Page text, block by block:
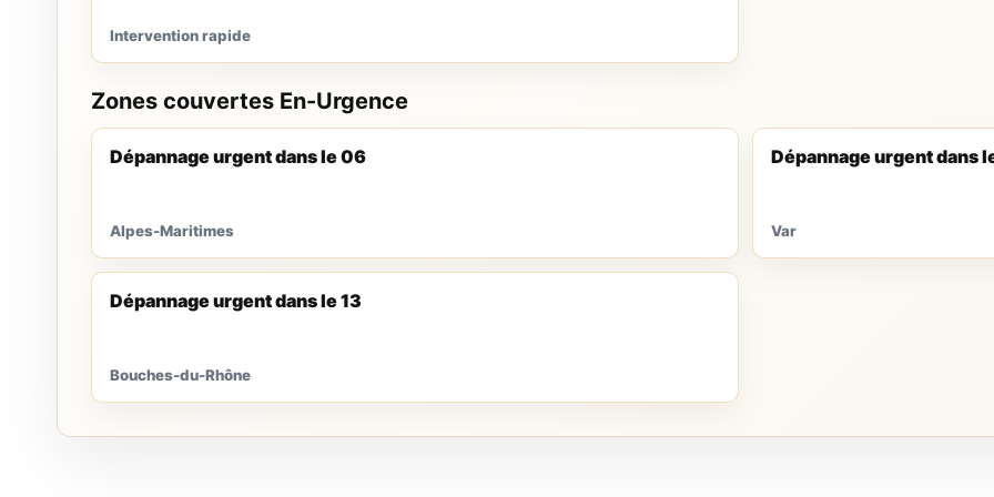
Intervention rapide
Zones couvertes En-Urgence
Dépannage urgent dans le 06
Alpes-Maritimes
Dépannage urgent dans
Var
Dépannage urgent dans le 13
Bouches-du-Rhône